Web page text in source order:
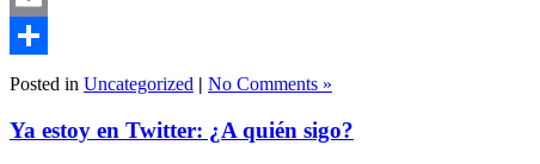
Email
Share
Posted in Uncategorized | No Comments »
Ya estoy en Twitter: ¿A quién sigo?